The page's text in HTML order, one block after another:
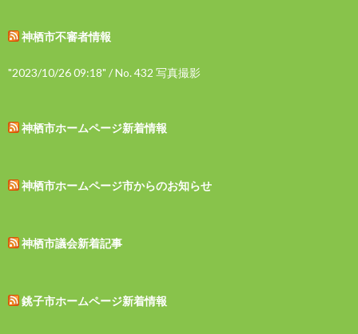
神栖市不審者情報
"2023/10/26 09:18" / No. 432 写真撮影
神栖市ホームページ新着情報
神栖市ホームページ市からのお知らせ
神栖市議会新着記事
銚子市ホームページ新着情報